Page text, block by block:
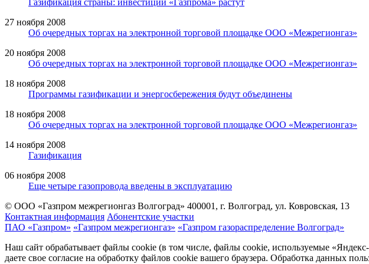
27 ноября 2008
Об очередных торгах на электронной торговой площадке ООО «Межрегионгаз»
20 ноября 2008
Об очередных торгах на электронной торговой площадке ООО «Межрегионгаз»
18 ноября 2008
Программы газификации и энергосбережения будут объединены
18 ноября 2008
Об очередных торгах на электронной торговой площадке ООО «Межрегионгаз»
14 ноября 2008
Газификация
06 ноября 2008
Еще четыре газопровода введены в эксплуатацию
© ООО «Газпром межрегионгаз Волгоград» 400001, г. Волгоград, ул. Ковровская, 13
Контактная информация Абонентские участки
ПАО «Газпром» «Газпром межрегионгаз» «Газпром газораспределение Волгоград»
Наш сайт обрабатывает файлы cookie (в том числе, файлы cookie, используемые
даете свое согласие на обработку файлов cookie вашего браузера. Обработка данных